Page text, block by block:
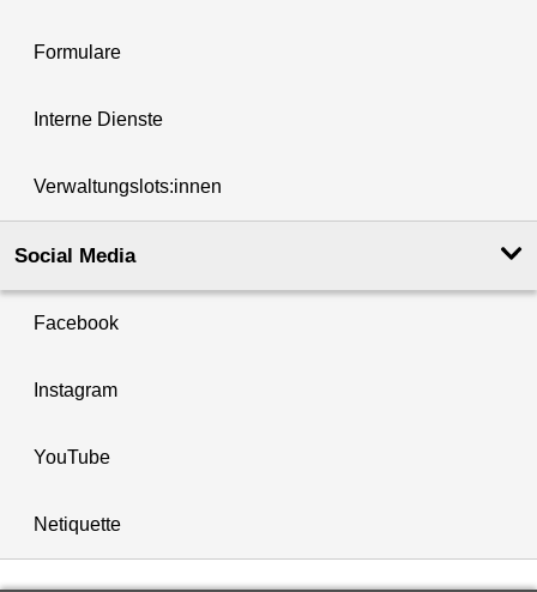
Formulare
Interne Dienste
Verwaltungslots:innen
Social Media
Facebook
Instagram
YouTube
Netiquette